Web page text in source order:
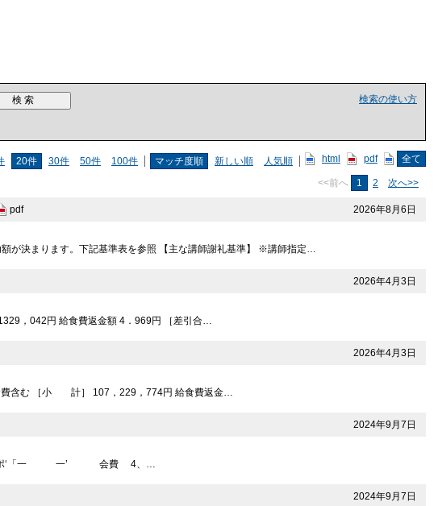
検索の使い方
20件 30件 50件 100件 マッチ度順 新しい順 人気順 html pdf 全て
<<前へ 1 2 次へ>>
2026年8月6日
pdf
が決まります。下記基準表を参照 【主な講師謝礼基準】 ※講師指定…
2026年4月3日
，042円 給食費返金額 4．969円 ［差引合…
2026年4月3日
含む ［小 計］ 107，229，774円 給食費返金…
2024年9月7日
ポ‘「一 一’ 会費 4、…
2024年9月7日